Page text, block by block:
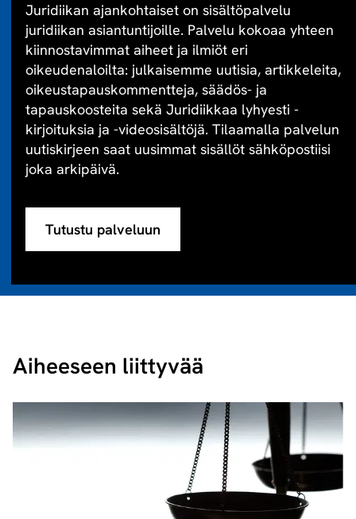
Juridiikan ajankohtaiset on sisältöpalvelu
juridiikan asiantuntijoille. Palvelu kokoaa yhteen
kiinnostavimmat aiheet ja ilmiöt eri
oikeudenaloilta: julkaisemme uutisia, artikkeleita,
oikeustapauskommentteja, säädös- ja
tapauskoosteita sekä Juridiikkaa lyhyesti -
kirjoituksia ja -videosisältöjä. Tilaamalla palvelun
uutiskirjeen saat uusimmat sisällöt sähköpostiisi
joka arkipäivä.
Tutustu palveluun
Aiheeseen liittyvää